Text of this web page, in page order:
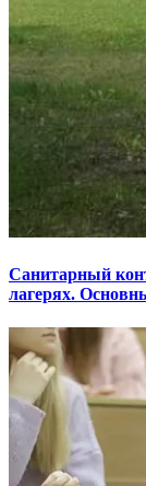
Санитарный
лагерях.